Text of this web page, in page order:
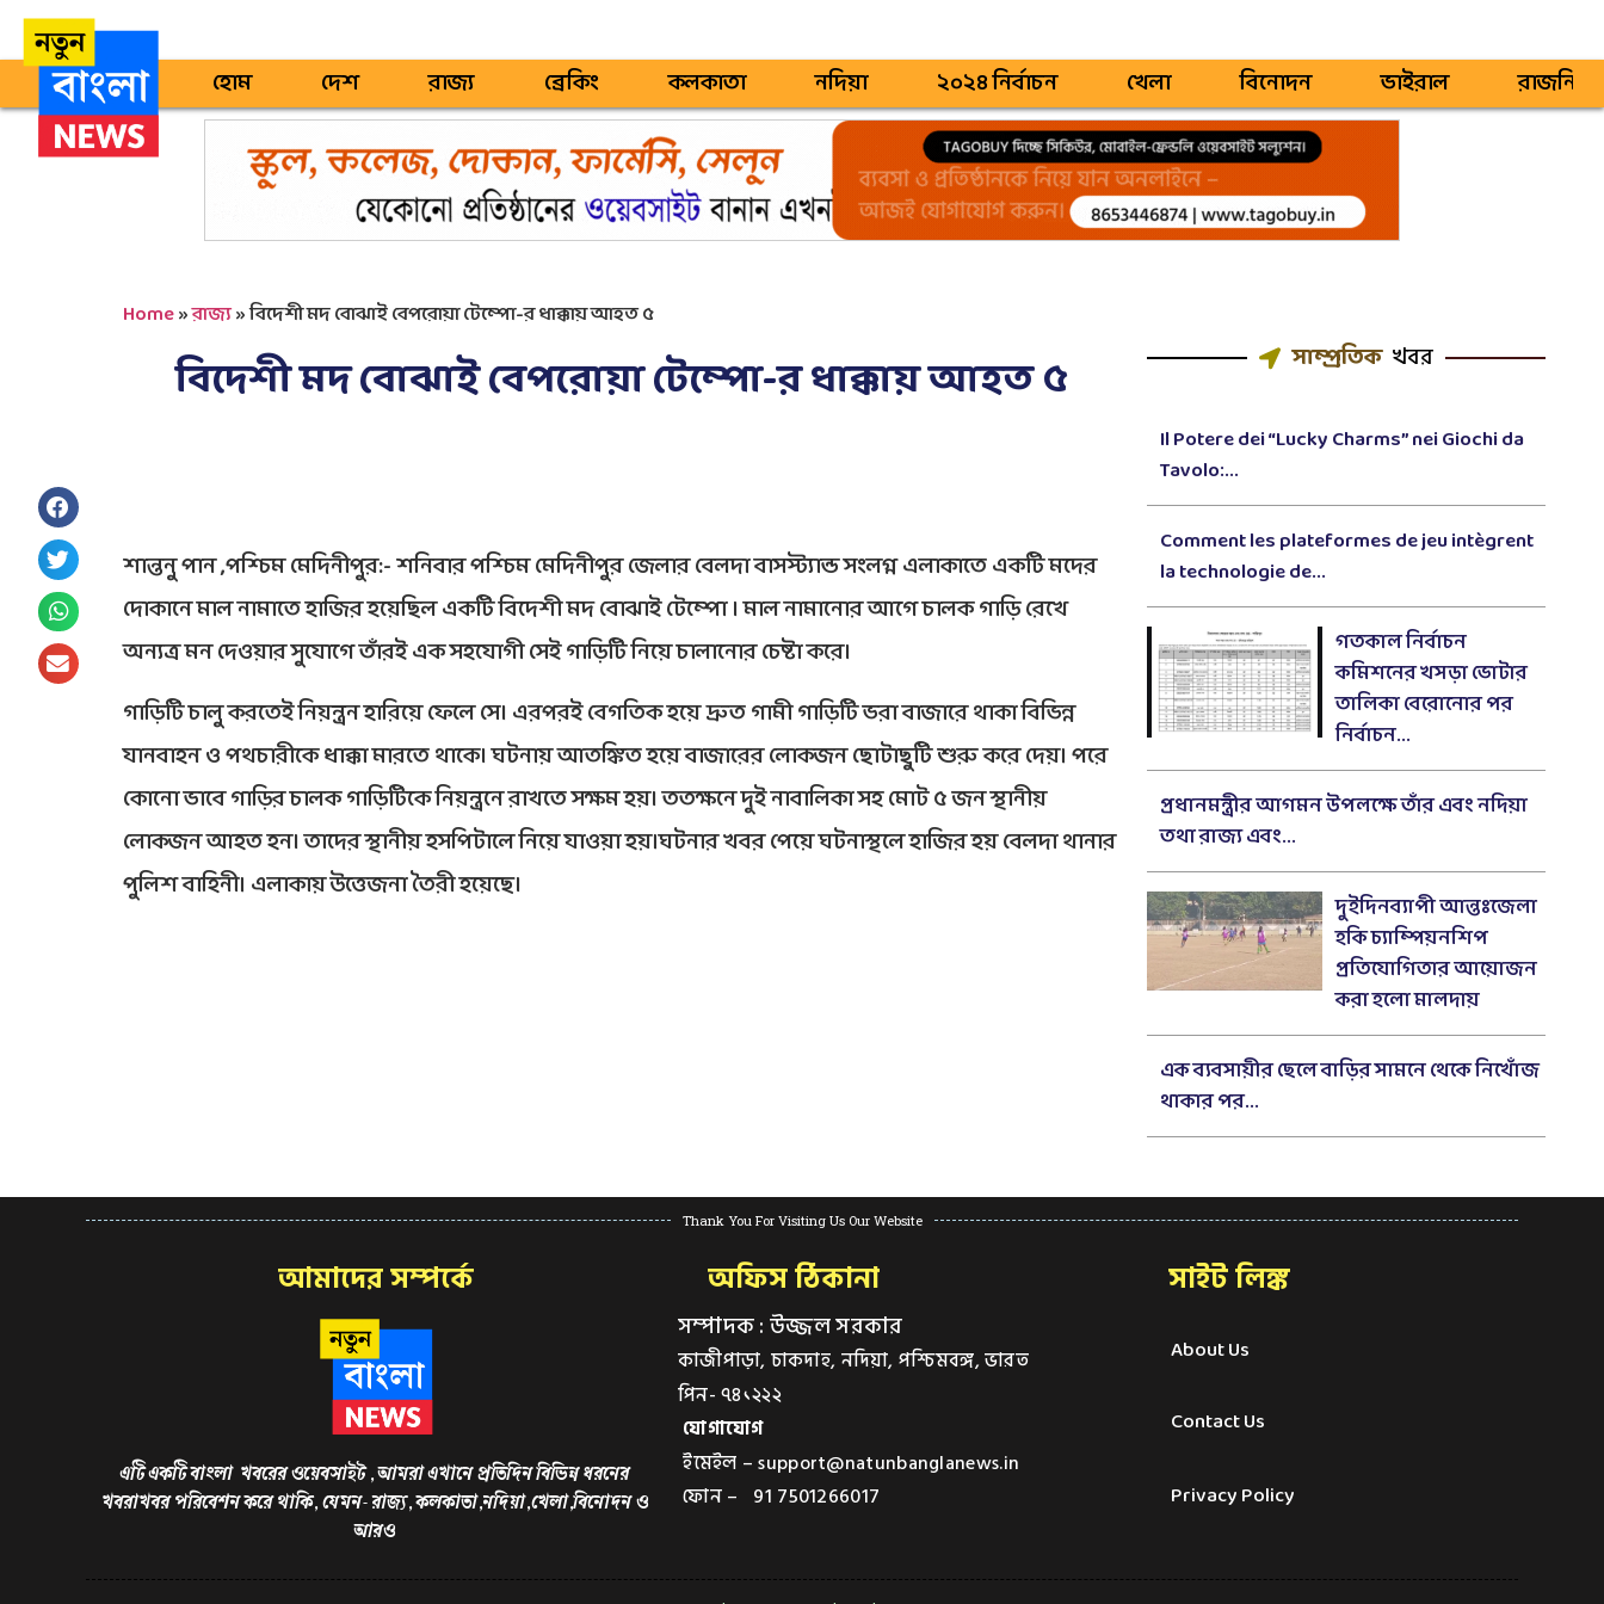
হোম দেশ রাজ্য ব্রেকিং কলকাতা নদিয়া ২০২৪ নির্বাচন খেলা বিনোদন ভাইরাল রাজনিতি
Home»রাজ্য»বিদেশী মদ বোঝাই বেপরোয়া টেম্পো-র ধাক্কায় আহত ৫
বিদেশী মদ বোঝাই বেপরোয়া টেম্পো-র ধাক্কায় আহত ৫
শান্তনু পান ,পশ্চিম মেদিনীপুর:- শনিবার পশ্চিম মেদিনীপুর জেলার বেলদা বাসস্ট্যান্ড সংলগ্ন এলাকাতে একটি মদের
দোকানে মাল নামাতে হাজির হয়েছিল একটি বিদেশী মদ বোঝাই টেম্পো ৷ মাল নামানোর আগে চালক গাড়ি রেখে
অন্যত্র মন দেওয়ার সুযোগে তাঁরই এক সহযোগী সেই গাড়িটি নিয়ে চালানোর চেষ্টা করে৷
গাড়িটি চালু করতেই নিয়ন্ত্রন হারিয়ে ফেলে সে৷ এরপরই বেগতিক হয়ে দ্রুত গামী গাড়িটি ভরা বাজারে থাকা বিভিন্ন
যানবাহন ও পথচারীকে ধাক্কা মারতে থাকে৷ ঘটনায় আতঙ্কিত হয়ে বাজারের লোকজন ছোটাছুটি শুরু করে দেয়। পরে
কোনো ভাবে গাড়ির চালক গাড়িটিকে নিয়ন্ত্রনে রাখতে সক্ষম হয়৷ ততক্ষনে দুই নাবালিকা সহ মোট ৫ জন স্থানীয়
লোকজন আহত হন৷ তাদের স্থানীয় হসপিটালে নিয়ে যাওয়া হয়।ঘটনার খবর পেয়ে ঘটনাস্থলে হাজির হয় বেলদা থানার
পুলিশ বাহিনী। এলাকায় উত্তেজনা তৈরী হয়েছে৷
সাম্প্রতিক খবর
Il Potere dei “Lucky Charms” nei Giochi da
Tavolo:...
Comment les plateformes de jeu intègrent
la technologie de...
গতকাল নির্বাচন
কমিশনের খসড়া ভোটার
তালিকা বেরোনোর পর
নির্বাচন...
প্রধানমন্ত্রীর আগমন উপলক্ষে তাঁর এবং নদিয়া
তথা রাজ্য এবং...
দুইদিনব্যাপী আন্তঃজেলা
হকি চ্যাম্পিয়নশিপ
প্রতিযোগিতার আয়োজন
করা হলো মালদায়
এক ব্যবসায়ীর ছেলে বাড়ির সামনে থেকে নিখোঁজ
থাকার পর...
Thank You For Visiting Us Our Website
আমাদের সম্পর্কে
এটি একটি বাংলা খবরের ওয়েবসাইট , আমরা এখানে প্রতিদিন বিভিন্ন ধরনের
খবরাখবর পরিবেশন করে থাকি, যেমন- রাজ্য, কলকাতা,নদিয়া,খেলা,বিনোদন ও
আরও
অফিস ঠিকানা
সম্পাদক : উজ্জল সরকার
কাজীপাড়া, চাকদাহ, নদিয়া, পশ্চিমবঙ্গ, ভারত
পিন- ৭৪১২২২
যোগাযোগ
ইমেইল – support@natunbanglanews.in
ফোন – 91 7501266017
সাইট লিঙ্ক
About Us
Contact Us
Privacy Policy